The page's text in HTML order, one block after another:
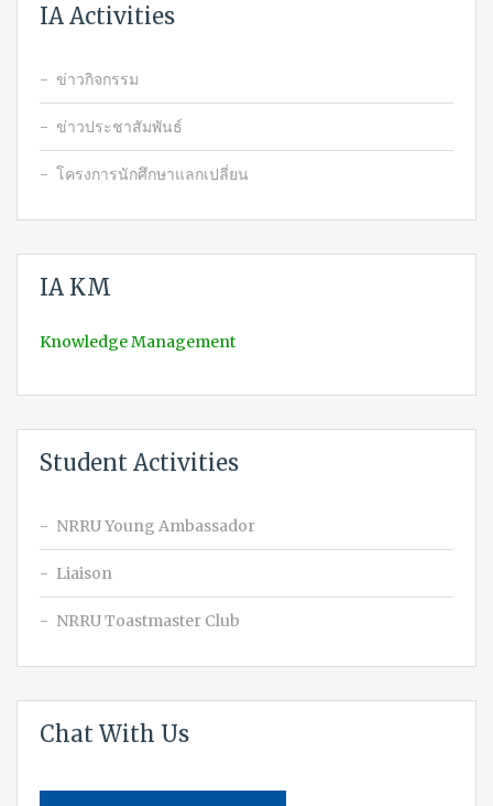
IA Activities
ข่าวกิจกรรม
ข่าวประชาสัมพันธ์
โครงการนักศึกษาแลกเปลี่ยน
IA KM
Knowledge Management
Student Activities
NRRU Young Ambassador
Liaison
NRRU Toastmaster Club
Chat With Us